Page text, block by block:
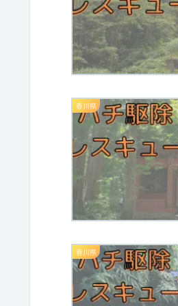
香川県
香川県